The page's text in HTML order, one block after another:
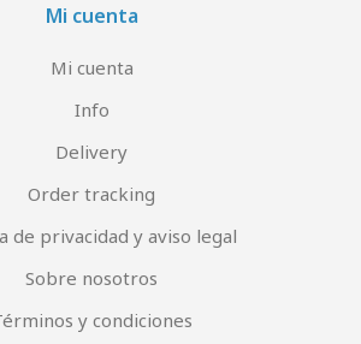
Mi cuenta
Mi cuenta
Info
Delivery
Order tracking
de privacidad y aviso legal
Sobre nosotros
y condiciones